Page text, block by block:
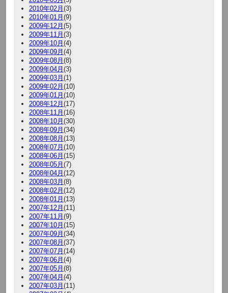
2010年02月(3)
2010年01月(9)
2009年12月(5)
2009年11月(3)
2009年10月(4)
2009年09月(4)
2009年08月(8)
2009年04月(3)
2009年03月(1)
2009年02月(10)
2009年01月(10)
2008年12月(17)
2008年11月(16)
2008年10月(30)
2008年09月(34)
2008年08月(13)
2008年07月(10)
2008年06月(15)
2008年05月(7)
2008年04月(12)
2008年03月(8)
2008年02月(12)
2008年01月(13)
2007年12月(11)
2007年11月(9)
2007年10月(15)
2007年09月(34)
2007年08月(37)
2007年07月(14)
2007年06月(4)
2007年05月(8)
2007年04月(4)
2007年03月(11)